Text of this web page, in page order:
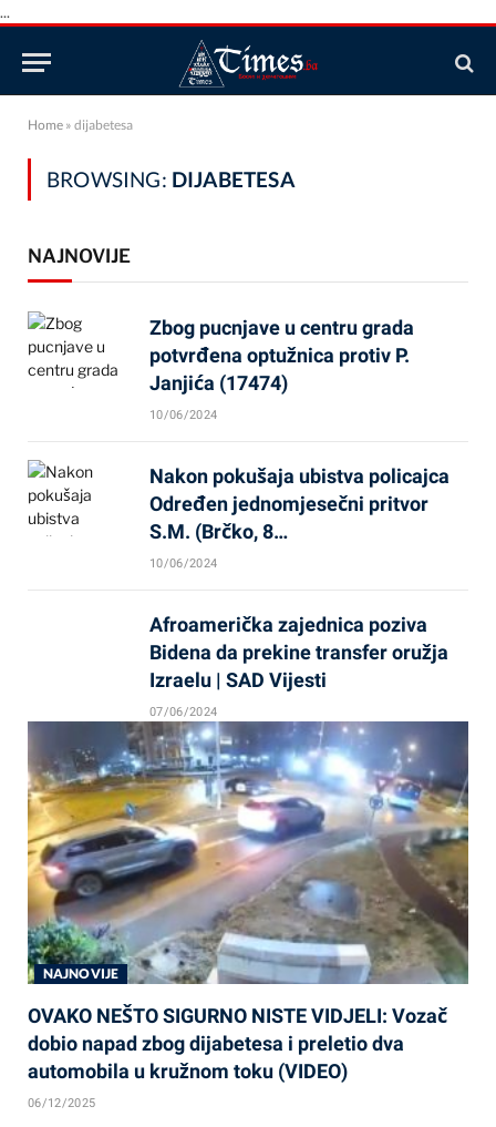
...
Home » dijabetesa
BROWSING: DIJABETESA
NAJNOVIJE
Zbog pucnjave u centru grada
potvrđena optužnica protiv P.
Janjića (17474)
10/06/2024
Nakon pokušaja ubistva policajca
Određen jednomjesečni pritvor
S.M. (Brčko, 8…
10/06/2024
Afroamerička zajednica poziva
Bidena da prekine transfer oružja
Izraelu | SAD Vijesti
07/06/2024
NAJNOVIJE
OVAKO NEŠTO SIGURNO NISTE VIDJELI: Vozač
dobio napad zbog dijabetesa i preletio dva
automobila u kružnom toku (VIDEO)
06/12/2025